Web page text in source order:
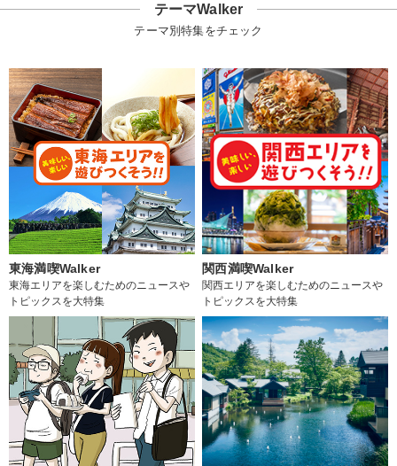
テーマWalker
テーマ別特集をチェック
東海満喫Walker
東海エリアを楽しむためのニュースや
トピックスを大特集
関西満喫Walker
関西エリアを楽しむためのニュースや
トピックスを大特集